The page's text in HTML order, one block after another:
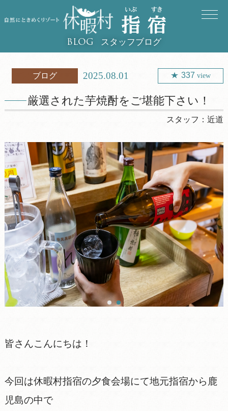
BLOG スタッフブログ
ブログ 2025.08.01 337 view
厳選された芋焼酎をご堪能下さい！
スタッフ：近道
皆さんこんにちは！
今回は休暇村指宿の夕食会場にて地元指宿から鹿
児島の中で